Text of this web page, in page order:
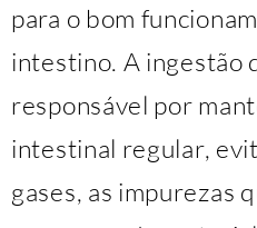
para o bom
intestino. A ingestão
responsável por
intestinal regular,
gases, as impurezas